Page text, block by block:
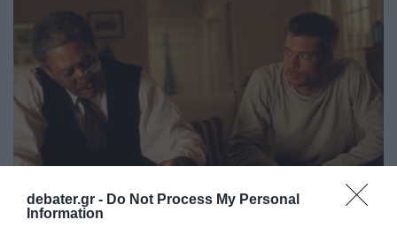
debater.gr - Do Not Process My Personal
Information